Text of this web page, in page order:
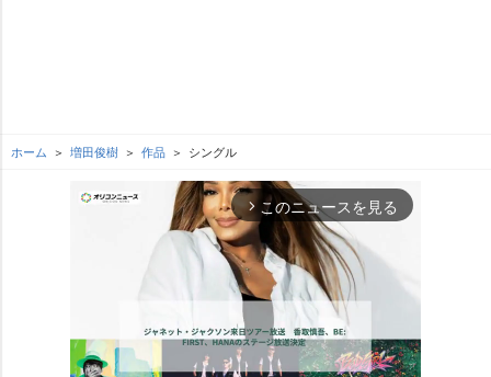
ホーム 増田俊樹 作品 シングル
arrow_forward_ios このニュースを見る